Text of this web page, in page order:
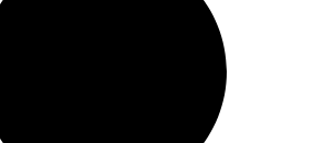
pretende contribuir para que o debate público
científico sólido e informação baseada na
recursos destinados a jornalistas e profissionais
uma apresentação institucional do